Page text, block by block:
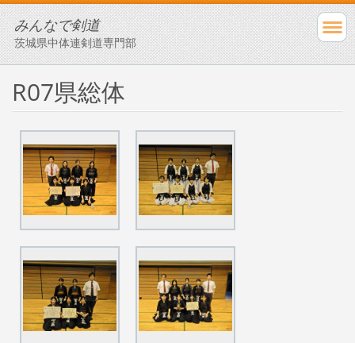
みんなで剣道
茨城県中体連剣道専門部
R07県総体